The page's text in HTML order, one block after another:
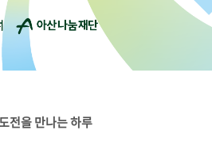
전을 만나는 하루